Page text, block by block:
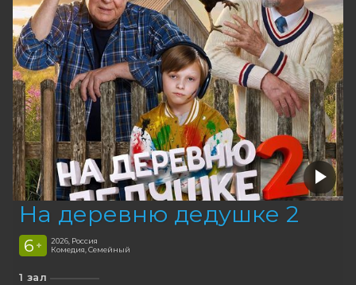
На деревню дедушке 2
6 +
2026, Россия
Комедия, Семейный
1 зал